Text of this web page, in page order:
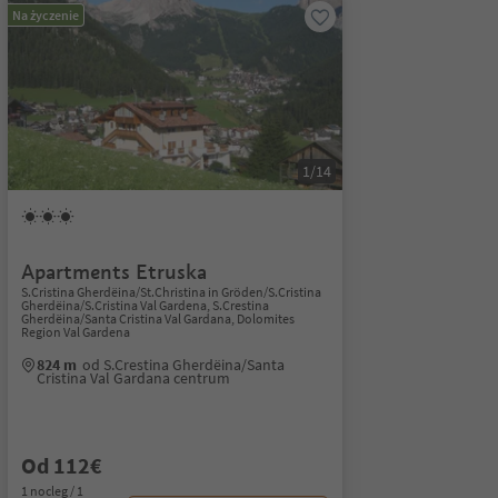
Na życzenie
1/14
Apartments Etruska
S.Cristina Gherdëina/St.Christina in Gröden/S.Cristina
Gherdëina/S.Cristina Val Gardena, S.Crestina
Gherdëina/Santa Cristina Val Gardana, Dolomites
Region Val Gardena
824 m od S.Crestina Gherdëina/Santa
Cristina Val Gardana centrum
Od 112€
1 nocleg / 1